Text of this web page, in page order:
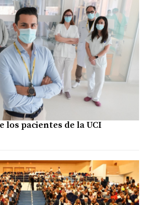
los pacientes de la UCI